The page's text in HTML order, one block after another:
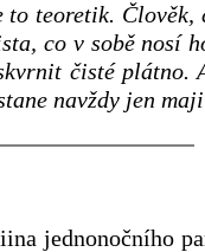
to teoretik.
co v sobě nosí
čisté
navždy jen
jednonočního